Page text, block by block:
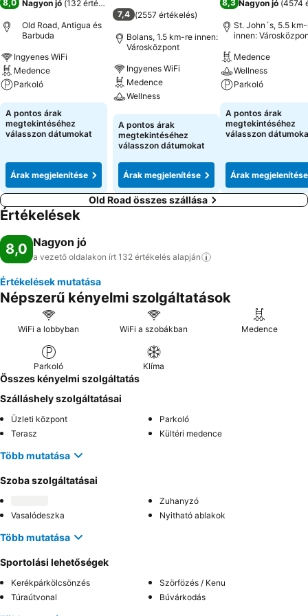
8,0 Nagyon jó (132 értékelés
Old Road, Antigua és
Barbuda
Ingyenes WiFi
Medence
Parkoló
Árak megjelenítése
A pontos árak
megtekintéséhez
válasszon dátumokat
Árak megjelenítése
7,4 (2557 értékelés)
Bolans, 1.5 km-re innen:
Városközpont
Ingyenes WiFi
Medence
Wellness
Árak megjelenítése
A pontos árak
megtekintéséhez
válasszon dátumokat
Árak megjelenítése
8,3 Nagyon jó (4574
St. John´s, 5.5
innen:
Medence
Wellness
Parkoló
Árak
A pontos árak
megtekintéséhez
válasszon
Árak megjelenítése
Old Road összes szállása
Értékelések
8,0 Nagyon jó
a vezető oldalakon írt 132 értékelés alapján
Értékelések mutatása
Népszerű kényelmi szolgáltatások
WiFi a lobbyban WiFi a szobákban Medence
Parkoló Klíma
Összes kényelmi szolgáltatás
Szálláshely szolgáltatásai
Üzleti központ
Parkoló
Terasz
Kültéri medence
Több mutatása
Szoba szolgáltatásai
Zuhanyzó
Vasalódeszka
Nyitható ablakok
Több mutatása
Sportolási lehetőségek
Kerékpárkölcsönzés
Szörfözés / Kenu
Túraútvonal
Búvárkodás